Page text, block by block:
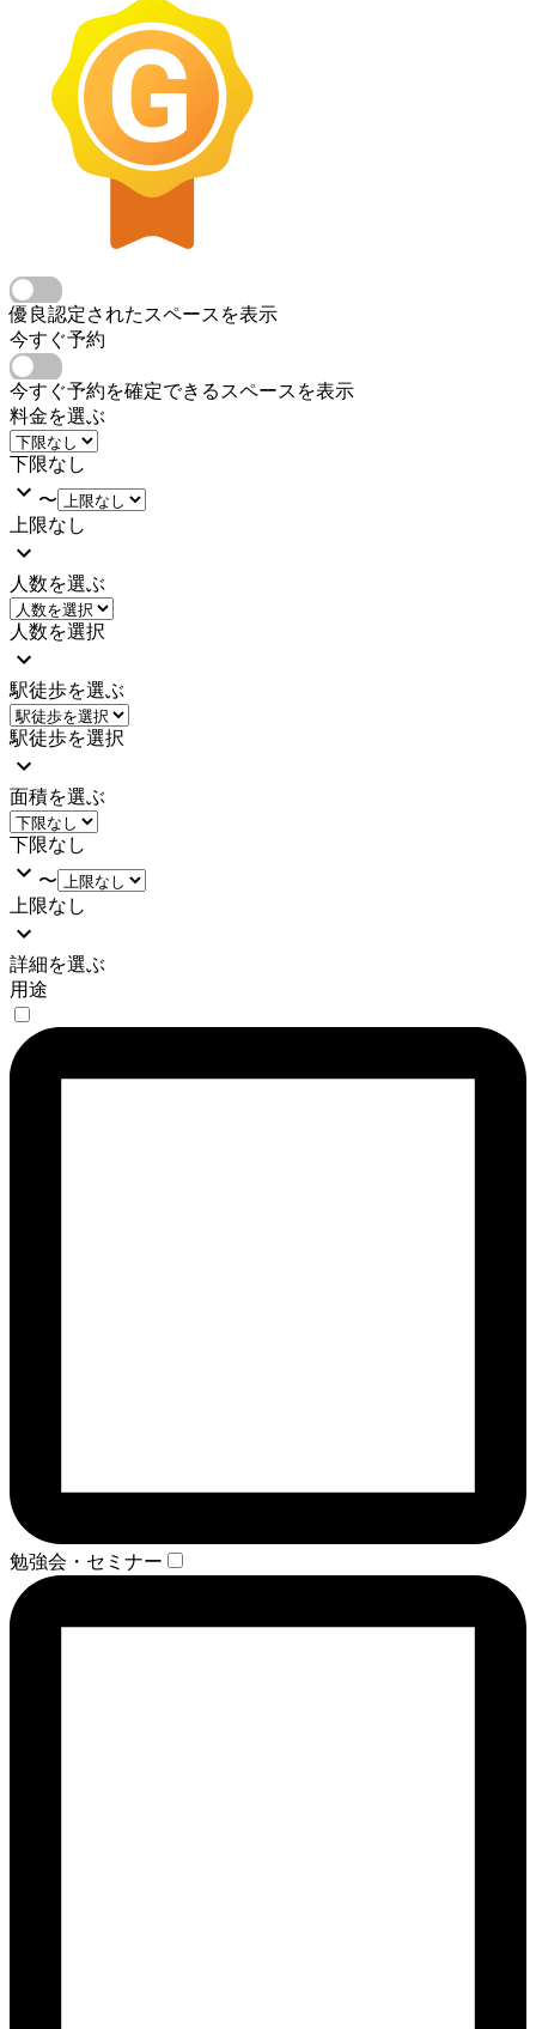
優良認定されたスペースを表示
今すぐ予約
今すぐ予約を確定できるスペースを表示
料金を選ぶ
下限なし
〜
上限なし
人数を選ぶ
人数を選択
駅徒歩を選ぶ
駅徒歩を選択
面積を選ぶ
下限なし
〜
上限なし
詳細を選ぶ
用途
勉強会・セミナー